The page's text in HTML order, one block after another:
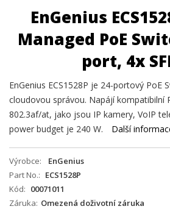
EnGenius
Managed PoE
port, 4x
EnGenius ECS1528P je 24-portový PoE
cloudovou správou. Napájí kompatibilní
802.3af/at, jako jsou IP kamery, VoIP
power budget je 240 W.
Další
Výrobce
EnGenius
Part No.
ECS1528P
Kód
00071011
Záruka Omezená doživotní záruka